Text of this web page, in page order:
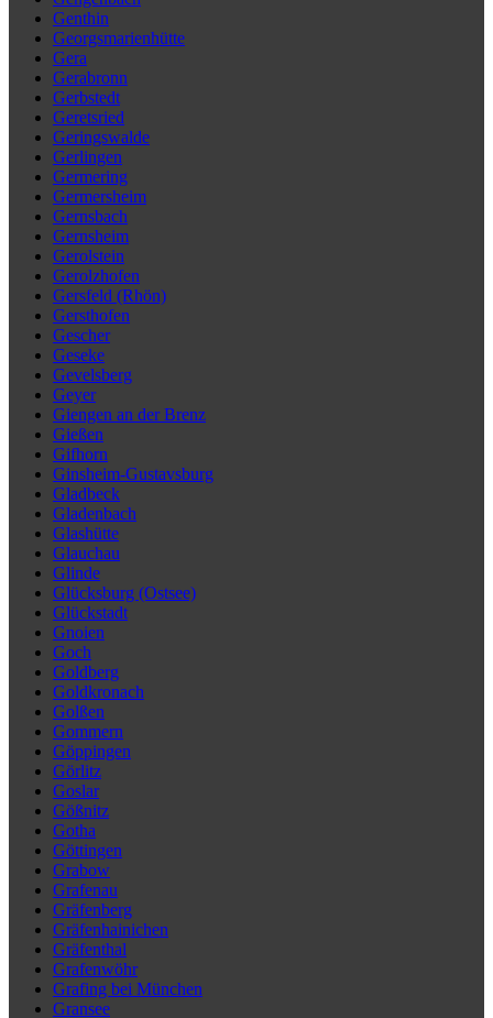
Genthin
Georgsmarienhütte
Gera
Gerabronn
Gerbstedt
Geretsried
Geringswalde
Gerlingen
Germering
Germersheim
Gernsbach
Gernsheim
Gerolstein
Gerolzhofen
Gersfeld (Rhön)
Gersthofen
Gescher
Geseke
Gevelsberg
Geyer
Giengen an der Brenz
Gießen
Gifhorn
Ginsheim-Gustavsburg
Gladbeck
Gladenbach
Glashütte
Glauchau
Glinde
Glücksburg (Ostsee)
Glückstadt
Gnoien
Goch
Goldberg
Goldkronach
Golßen
Gommern
Göppingen
Görlitz
Goslar
Gößnitz
Gotha
Göttingen
Grabow
Grafenau
Gräfenberg
Gräfenhainichen
Gräfenthal
Grafenwöhr
Grafing bei München
Gransee